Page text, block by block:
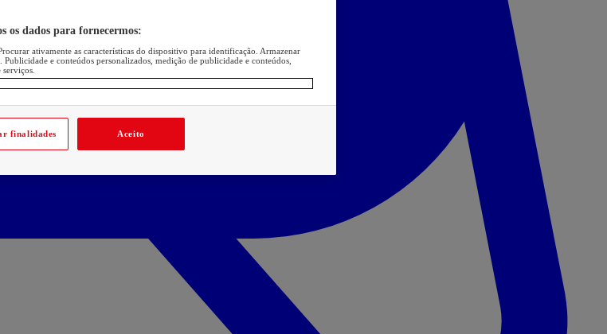
os dados para fornecermos:
ativamente as características do dispositivo para identificação. Armazenar
e conteúdos personalizados, medição de publicidade e conteúdos,
finalidades Aceito